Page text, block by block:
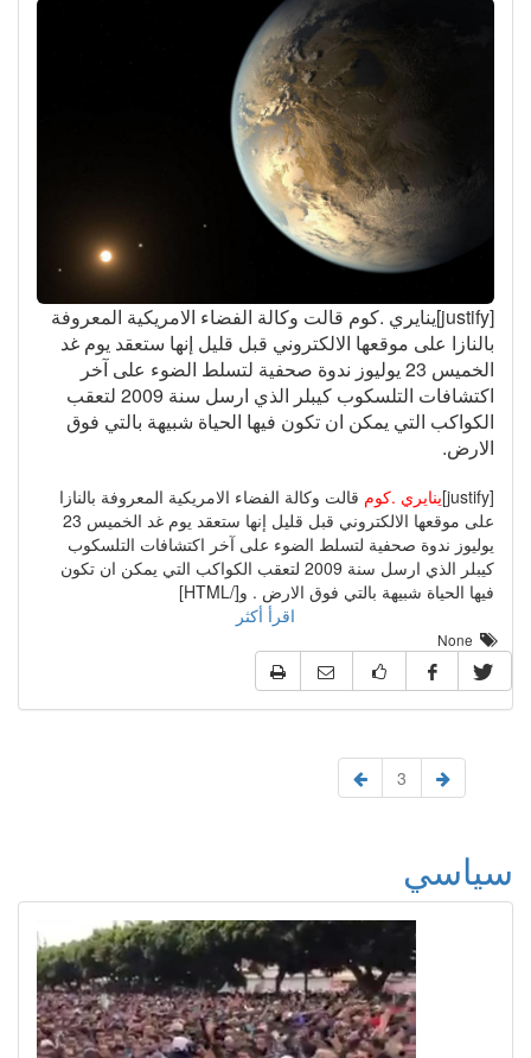
[justify]ينايري .كوم قالت وكالة الفضاء الامريكية المعروفة
بالنازا على موقعها الالكتروني قبل قليل إنها ستعقد يوم غد
الخميس 23 يوليوز ندوة صحفية لتسلط الضوء على آخر
اكتشافات التلسكوب كيبلر الذي ارسل سنة 2009 لتعقب
الكواكب التي يمكن ان تكون فيها الحياة شبيهة بالتي فوق
الارض.
ينايري .كومقالت وكالة الفضاء الامريكية المعروفة بالنازا
على موقعها الالكتروني قبل قليل إنها ستعقد يوم غد الخميس 23
يوليوز ندوة صحفية لتسلط الضوء على آخر اكتشافات التلسكوب
كيبلر الذي ارسل سنة 2009 لتعقب الكواكب التي يمكن ان تكون
فيها الحياة شبيهة بالتي فوق الارض . و[/HTML]
اقرأ أكثر
None
سياسي